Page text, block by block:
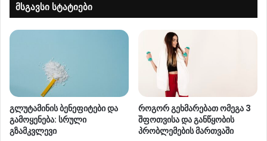
მსგავსი სტატიები
გლუტამინის ბენეფიტები და
გამოყენება: სრული
გზამკვლევი
როგორ გეხმარებათ ომეგა 3
შფოთვისა და განწყობის
პრობლემების მართვაში